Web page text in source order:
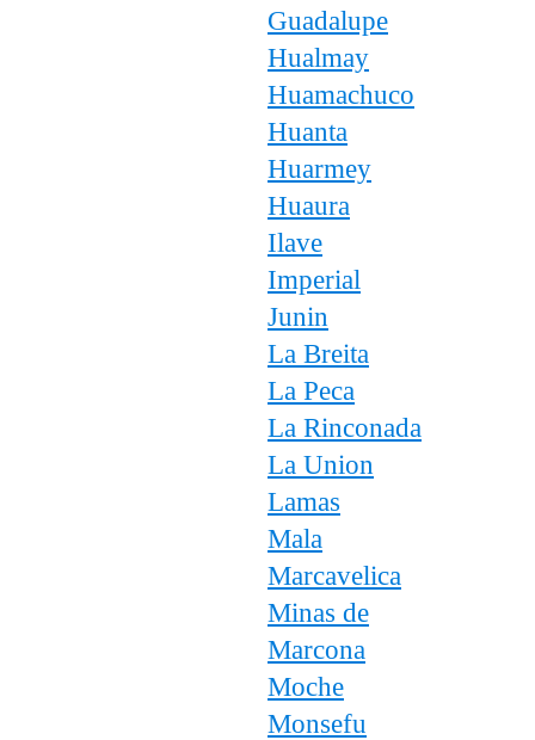
Guadalupe
Hualmay
Huamachuco
Huanta
Huarmey
Huaura
Ilave
Imperial
Junin
La Breita
La Peca
La Rinconada
La Union
Lamas
Mala
Marcavelica
Minas de
Marcona
Moche
Monsefu